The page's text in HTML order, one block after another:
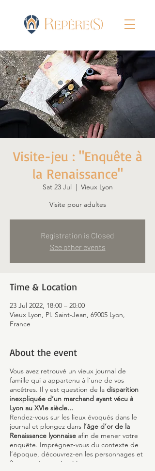
Visite-jeu : "Enquête à
la Renaissance"
Sat 23 Jul
  |
Vieux Lyon
Visite pour adultes
Registration is Closed
See other events
Time & Location
23 Jul 2022, 18:00 – 20:00
Vieux Lyon, Pl. Saint-Jean, 69005 Lyon,
France
About the event
Vous avez retrouvé un vieux journal de
famille qui a appartenu à l’une de vos
ancêtres. Il y est question de la disparition
inexpliquée d’un marchand ayant vécu à
Lyon au XVIe siècle...
Rendez-vous sur les lieux évoqués dans le
journal et plongez dans l’âge d’or de la
Renaissance lyonnaise afin de mener votre
enquête. Imprégnez-vous du contexte de
l’époque, découvrez-en les personnages et
fiez-vous à votre intuition pour proposer